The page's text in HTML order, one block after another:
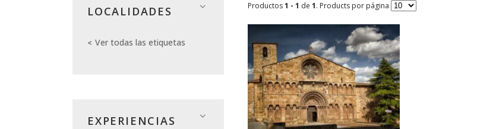
LOCALIDADES
Ver todas las etiquetas
EXPERIENCIAS
Productos1 - 1 de 1. Products por página